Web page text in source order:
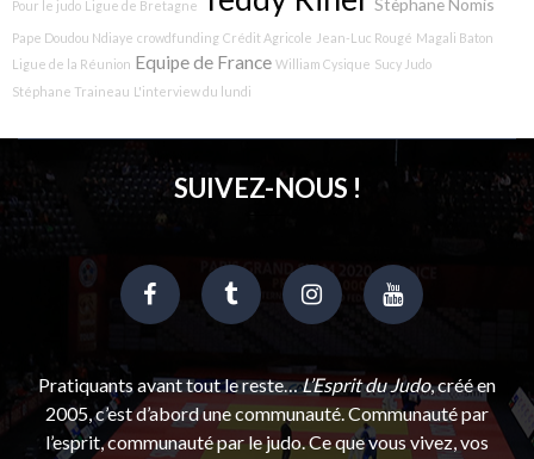
Pour le judo Ligue de Bretagne
Pape Doudou Ndiaye crowdfunding Crédit Agricole Jean-Luc Rougé Magali Baton
Ligue de la Réunion Equipe de France William Cysique Sucy Judo
Stéphane Traineau L'interview du lundi
SUIVEZ-NOUS !
Pratiquants avant tout le reste…L’Esprit du Judo, créé en
2005, c’est d’abord une communauté. Communauté par
l’esprit, communauté par le judo. Ce que vous vivez, vos